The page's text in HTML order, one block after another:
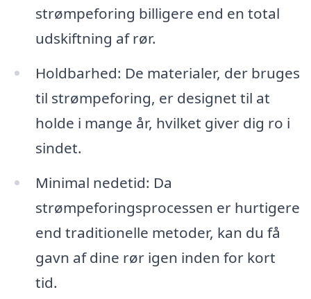
strømpeforing billigere end en total
udskiftning af rør.
Holdbarhed: De materialer, der bruges
til strømpeforing, er designet til at
holde i mange år, hvilket giver dig ro i
sindet.
Minimal nedetid: Da
strømpeforingsprocessen er hurtigere
end traditionelle metoder, kan du få
gavn af dine rør igen inden for kort
tid.